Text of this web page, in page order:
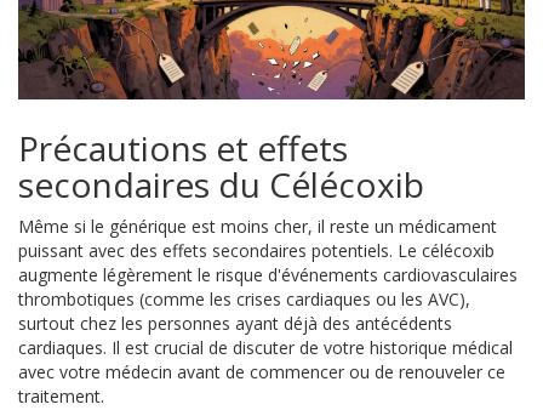
Précautions et effets
secondaires du Célécoxib
Même si le générique est moins cher, il reste un médicament
puissant avec des effets secondaires potentiels. Le célécoxib
augmente légèrement le risque d'événements cardiovasculaires
thrombotiques (comme les crises cardiaques ou les AVC),
surtout chez les personnes ayant déjà des antécédents
cardiaques. Il est crucial de discuter de votre historique médical
avec votre médecin avant de commencer ou de renouveler ce
traitement.